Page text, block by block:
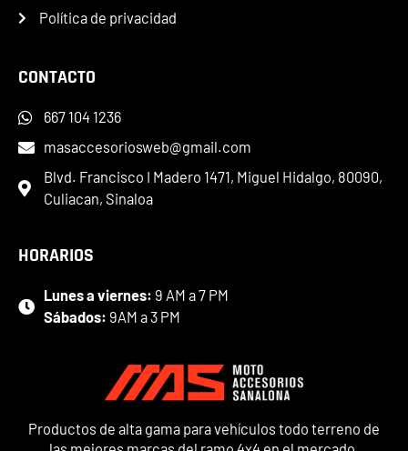
Productos de alta gama para vehículos todo terreno de
Política de privacidad
CONTACTO
667 104 1236
masaccesoriosweb@gmail.com
Blvd. Francisco I Madero 1471, Miguel Hidalgo, 80090,
Culiacan, Sinaloa
HORARIOS
Lunes a viernes: 9 AM a 7 PM
Sábados: 9AM a 3 PM